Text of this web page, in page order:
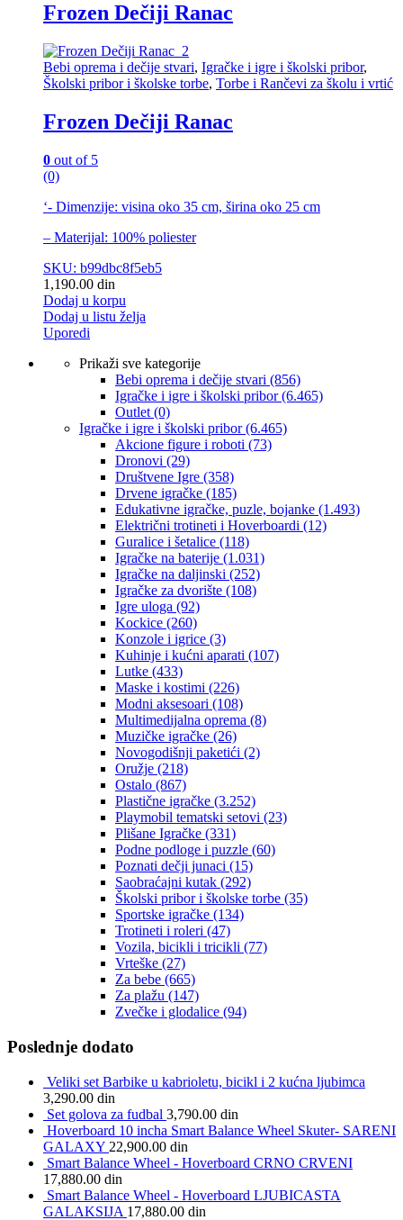
Frozen Dečiji Ranac
Bebi oprema i dečije stvari, Igračke i igre i školski pribor,
Školski pribor i školske torbe, Torbe i Rančevi za školu i vrtić
Frozen Dečiji Ranac
0 out of 5
(0)
‘- Dimenzije: visina oko 35 cm, širina oko 25 cm
– Materijal: 100% poliester
SKU: b99dbc8f5eb5
1,190.00 din
Dodaj u korpu
Dodaj u listu želja
Uporedi
Prikaži sve kategorije
Bebi oprema i dečije stvari (856)
Igračke i igre i školski pribor(6.465)
Outlet (0)
Igračke i igre i školski pribor(6.465)
Akcione figure i roboti (73)
Dronovi (29)
Društvene Igre (358)
Drvene igračke (185)
Edukativne igračke, puzle, bojanke (1.493)
Električni trotineti i Hoverboardi (12)
Guralice i šetalice (118)
Igračke na baterije (1.031)
Igračke na daljinski (252)
‎Igračke za dvorište (108)
Igre uloga (92)
Kockice (260)
Konzole i igrice (3)
Kuhinje i kućni aparati (107)
Lutke (433)
Maske i kostimi (226)
Modni aksesoari (108)
Multimedijalna oprema (8)
Muzičke igračke (26)
Novogodišnji paketići (2)
Oružje (218)
Ostalo (867)
Plastične igračke (3.252)
Playmobil tematski setovi (23)
Plišane Igračke (331)
Podne podloge i puzzle (60)
Poznati dečji junaci (15)
Saobraćajni kutak (292)
Školski pribor i školske torbe (35)
Sportske igračke (134)
Trotineti i roleri (47)
Vozila, bicikli i tricikli (77)
Vrteške (27)
Za bebe (665)
Za plažu (147)
Zvečke i glodalice (94)
Poslednje dodato
Veliki set Barbike u kabrioletu, bicikl i 2 kućna ljubimca
3,290.00 din
Set golova za fudbal 3,790.00 din
Hoverboard 10 incha Smart Balance Wheel Skuter- SARENI
GALAXY 22,900.00 din
Smart Balance Wheel - Hoverboard CRNO CRVENI
17,880.00 din
Smart Balance Wheel - Hoverboard LJUBICASTA
GALAKSIJA 17,880.00 din